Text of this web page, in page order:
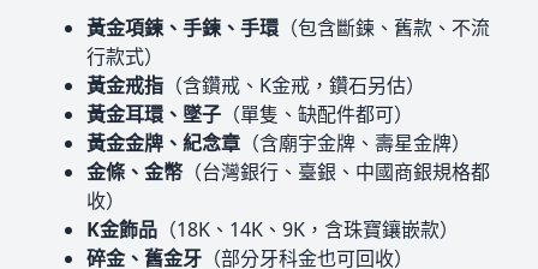
黃金項鍊、手鍊、手環 （包含斷鍊、舊款、不流
行款式）
黃金戒指 （含鑽戒、K金戒，鑽石另估）
黃金耳環、墜子 （單隻、缺配件都可）
黃金金牌、紀念章 （含廟宇金牌、壽星金牌）
金條、金幣 （台灣銀行、臺銀、中國商銀規格都
收）
K金飾品 （18K、14K、9K，含珠寶鑲嵌款）
碎金、舊金牙 （部分牙科金也可回收）